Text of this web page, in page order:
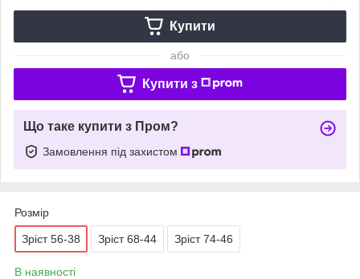
Купити
або
Купити з
Що таке купити з Пром?
Замовлення під захистом
Розмір
Зріст 56-38 Зріст 68-44 Зріст 74-46
В наявності